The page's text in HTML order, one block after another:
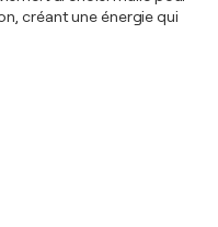
créant une énergie qui